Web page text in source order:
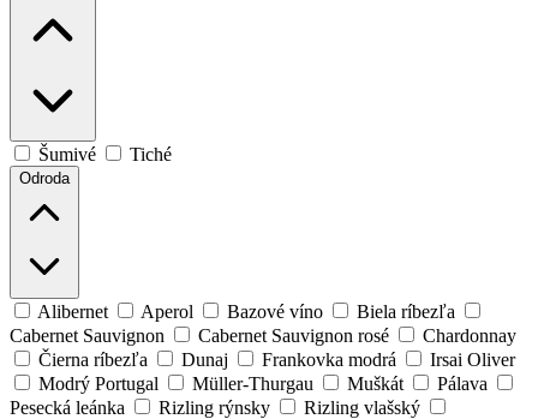
Šumivé Tiché
Odroda
Alibernet Aperol Bazové víno
Biela ríbezľa
Cabernet Sauvignon
Cabernet Sauvignon rosé
Chardonnay
Čierna ríbezľa
Dunaj Frankovka modrá
Irsai Oliver
Modrý Portugal
Müller-Thurgau Muškát
Pálava
Pesecká leánka
Rizling rýnsky
Rizling vlašský